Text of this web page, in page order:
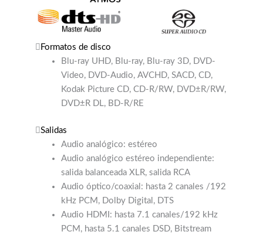
Formatos de disco
Blu-ray UHD, Blu-ray, Blu-ray 3D, DVD-
Video, DVD-Audio, AVCHD, SACD, CD,
Kodak Picture CD, CD-R/RW, DVD±R/RW,
DVD±R DL, BD-R/RE
Salidas
Audio analógico: estéreo
Audio analógico estéreo independiente:
salida balanceada XLR, salida RCA
Audio óptico/coaxial: hasta 2 canales /192
kHz PCM, Dolby Digital, DTS
Audio HDMI: hasta 7.1 canales/192 kHz
PCM, hasta 5.1 canales DSD, Bitstream